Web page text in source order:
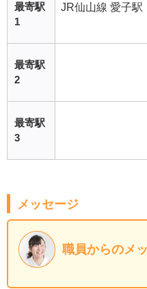
最寄駅
1
JR仙山線 愛子駅
最寄駅
2
最寄駅
3
メッセージ
職員からのメ